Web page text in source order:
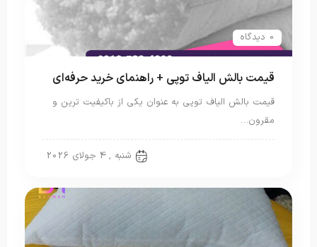
0 دیدگاه
قیمت بالش الیاف توپی + راهنمای خرید حرفه‌ای
قیمت بالش الیاف توپی به عنوان یکی از باکیفیت ترین و
مقرون…
شنبه , 4 جولای 2026